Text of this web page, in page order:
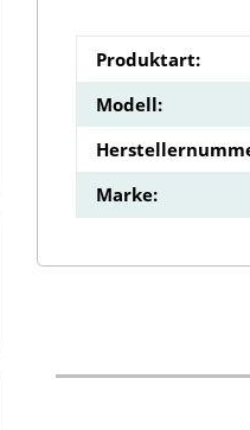
Produktart:
Modell:
Marke: